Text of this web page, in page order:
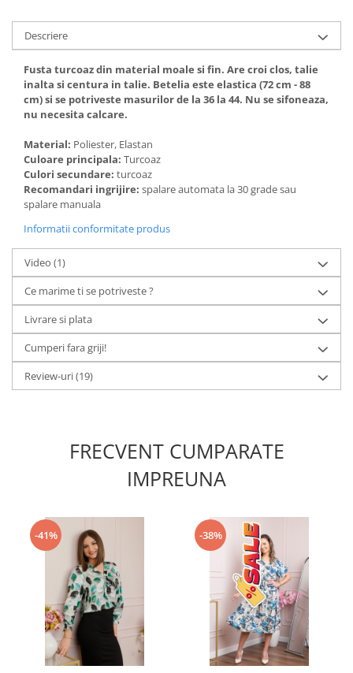
Descriere
Fusta turcoaz din material moale si fin. Are croi clos, talie
inalta si centura in talie. Betelia este elastica (72 cm - 88
cm) si se potriveste masurilor de la 36 la 44. Nu se sifoneaza,
nu necesita calcare.
Material: Poliester, Elastan
Culoare principala: Turcoaz
Culori secundare: turcoaz
Recomandari ingrijire: spalare automata la 30 grade sau
spalare manuala
Informatii conformitate produs
Video (1)
Ce marime ti se potriveste ?
Livrare si plata
Cumperi fara griji!
Review-uri(19)
FRECVENT CUMPARATE
IMPREUNA
-41% -38%